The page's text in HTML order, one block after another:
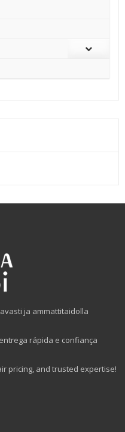
ja ammattitaidolla
rápida e confiança
pricing, and trusted expertise!